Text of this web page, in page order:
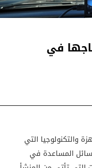
في
والتكنولوجيا التي
المساعدة في